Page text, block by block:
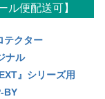
ル便配送可】
テクター
ナル
』シリーズ用
BY